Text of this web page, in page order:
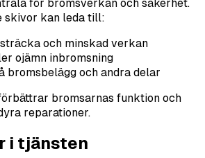
för bromsverkan och säkerhet.
skivor kan leda till:
och minskad verkan
ojämn inbromsning
bromsbelägg och andra delar
bromsarnas funktion och
reparationer.
i tjänsten